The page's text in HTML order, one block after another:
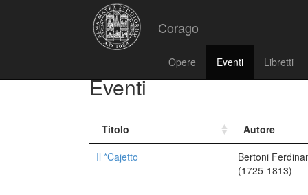
Corago
Opere Eventi Libretti
Eventi
Titolo
Autore
Il *Cajetto
Bertoni
(1725-1813)